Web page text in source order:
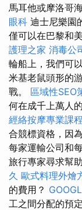
馬耳他或摩洛哥
眼科 迪士尼樂園
僅可以在巴黎和
護理之家 消毒公
輪船上，我們可
米基老鼠頭形的
戰。 區域性SEO
何在成千上萬人
經絡按摩專業課
合競標資格，因
每家運輸公司和
旅行專家尋求幫
久 歐式料理外燴
的費用？
工之間分配的預